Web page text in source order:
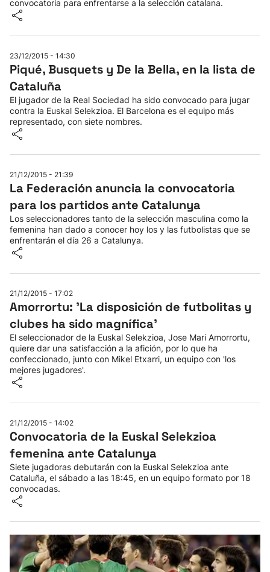
convocatoria para enfrentarse a la selección catalana.
23/12/2015 - 14:30
Piqué, Busquets y De la Bella, en la lista de
Cataluña
El jugador de la Real Sociedad ha sido convocado para jugar
contra la Euskal Selekzioa. El Barcelona es el equipo más
representado, con siete nombres.
21/12/2015 - 21:39
La Federación anuncia la convocatoria
para los partidos ante Catalunya
Los seleccionadores tanto de la selección masculina como la
femenina han dado a conocer hoy los y las futbolistas que se
enfrentarán el día 26 a Catalunya.
21/12/2015 - 17:02
Amorrortu: 'La disposición de futbolitas y
clubes ha sido magnífica'
El seleccionador de la Euskal Selekzioa, Jose Mari Amorrortu,
quiere dar una satisfacción a la afición, por lo que ha
confeccionado, junto con Mikel Etxarri, un equipo con 'los
mejores jugadores'.
21/12/2015 - 14:02
Convocatoria de la Euskal Selekzioa
femenina ante Catalunya
Siete jugadoras debutarán con la Euskal Selekzioa ante
Cataluña, el sábado a las 18:45, en un equipo formato por 18
convocadas.